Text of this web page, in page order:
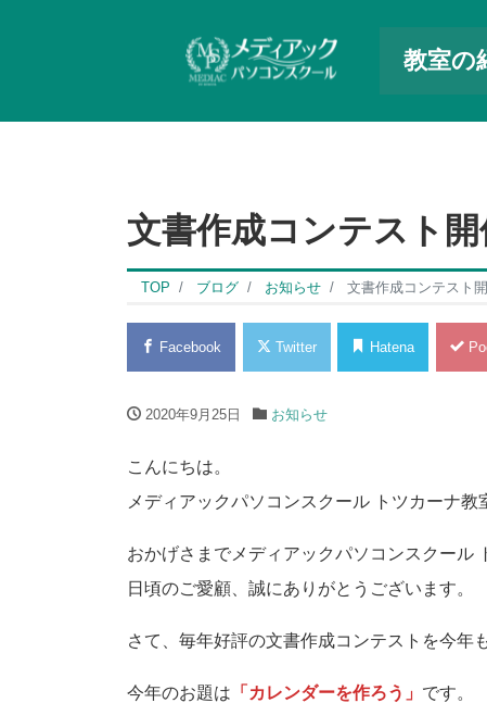
教室の
文書作成コンテスト開
TOP ブログ お知らせ 文書作成コンテスト開
Facebook Twitter Hatena
2020年9月25日 お知らせ
こんにちは。
メディアックパソコンスクール トツカーナ教
おかげさまでメディアックパソコンスクール
日頃のご愛顧、誠にありがとうございます。
さて、毎年好評の文書作成コンテストを今年
今年のお題は 「カレンダーを作ろう」 です。